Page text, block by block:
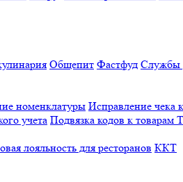
Общепит Фастфуд Службы
номенклатуры Исправление чека
учета Подвязка кодов к
лояльность для ресторанов ККТ